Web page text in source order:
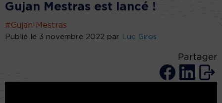
Gujan Mestras est lancé !
#Gujan-Mestras
Publié le 3 novembre 2022 par Luc Giros
Partager